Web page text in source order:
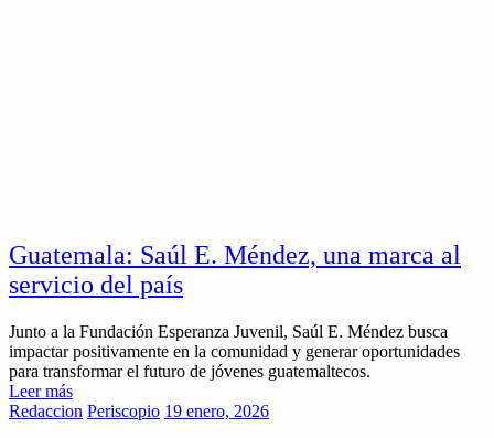
Guatemala: Saúl E. Méndez, una marca al
servicio del país
Junto a la Fundación Esperanza Juvenil, Saúl E. Méndez busca
impactar positivamente en la comunidad y generar oportunidades
para transformar el futuro de jóvenes guatemaltecos.
Leer más
Redaccion Periscopio 19 enero, 2026